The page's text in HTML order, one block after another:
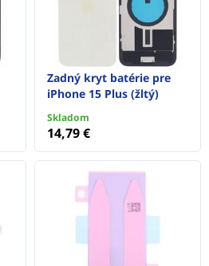
Zadný kryt batérie pre
iPhone 15 Plus (žltý)
Skladom
14,79 €